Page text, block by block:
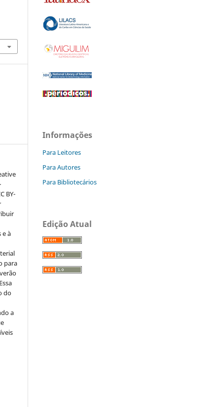
BY-
e à
para
do
a
Informações
Para Leitores
Para Autores
Para Bibliotecários
Edição Atual